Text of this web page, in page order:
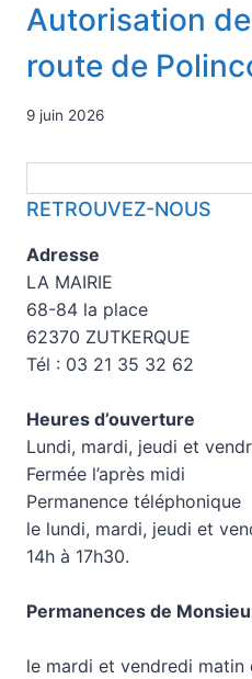
Autorisation
route de
9 juin 2026
RETROUVEZ-NOUS
Adresse
LA MAIRIE
68-84 la place
62370 ZUTKERQUE
Tél : 03 21 35 32 62
Heures d’ouverture
Lundi, mardi, jeudi et
Fermée l’après midi
Permanence téléphonique
le lundi, mardi, jeudi et
14h à 17h30.
Permanences de
le mardi et vendredi matin